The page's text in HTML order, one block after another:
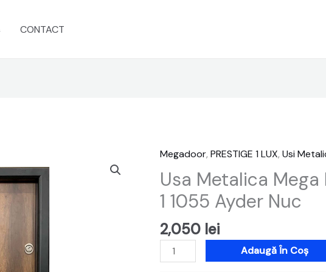
CONTACT
Megadoor,PRESTIGE 1 LUX,Usi
Usa Metalica Mega
1 1055 Ayder Nuc
2,050 lei
Cantitate
Usa
Metalica
Mega
Prestige
1055
Adaugă În Coș